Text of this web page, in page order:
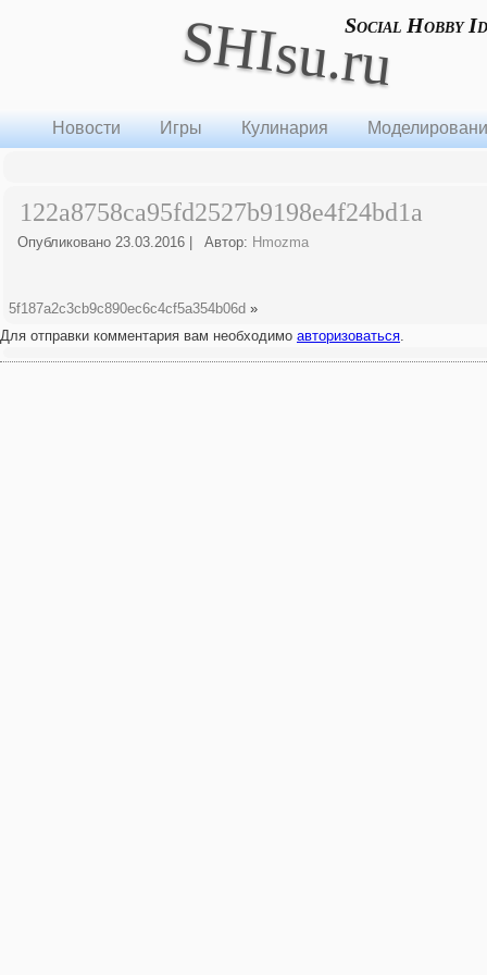
SHIsu.ruSocial Hobby
Новости Игры Кулинария
122a8758ca95fd2527b9198e4f24bd1a
Опубликовано 23.03.2016 Автор: Hmozma
5f187a2c3cb9c890ec6c4cf5a354b06d »
Для отправки комментария вам необходимо авторизоваться.